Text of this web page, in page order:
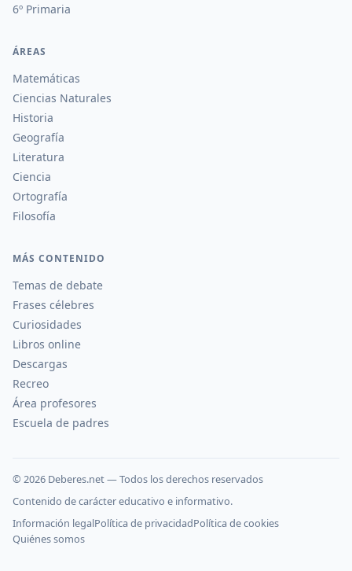
6º Primaria
ÁREAS
Matemáticas
Ciencias Naturales
Historia
Geografía
Literatura
Ciencia
Ortografía
Filosofía
MÁS CONTENIDO
Temas de debate
Frases célebres
Curiosidades
Libros online
Descargas
Recreo
Área profesores
Escuela de padres
© 2026 Deberes.net — Todos los derechos reservados
Contenido de carácter educativo e informativo.
Información legalPolítica de privacidadPolítica de cookies
Quiénes somos